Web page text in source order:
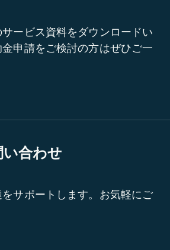
ービス資料をダウンロードい
申請をご検討の方はぜひご一
合わせ
サポートします。お気軽にご